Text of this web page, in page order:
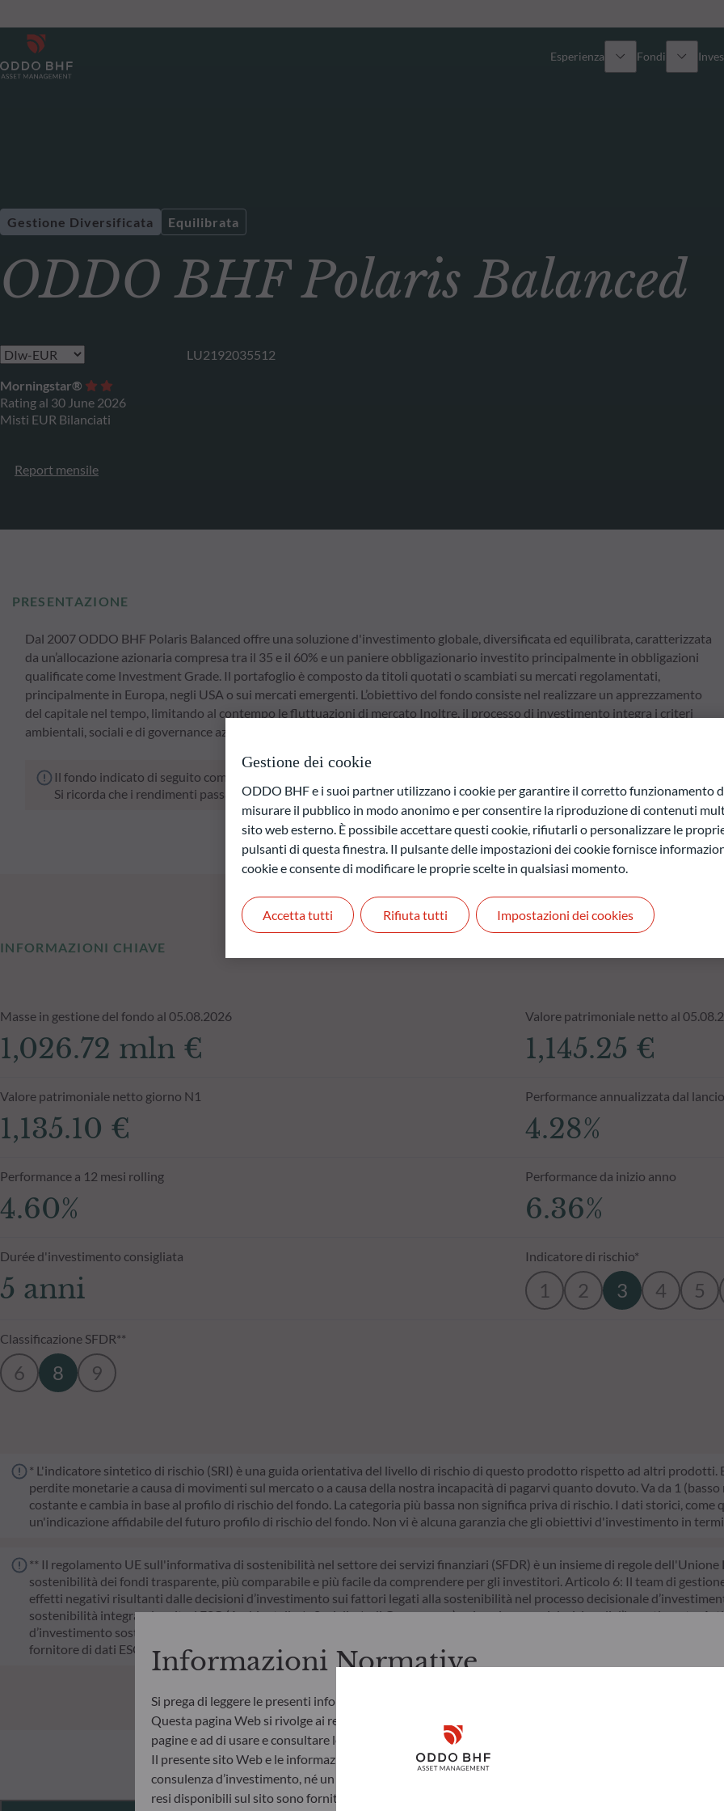
Disclaimer
Esperienza
Multi-Asset
Fondi
ODDO BHF Polaris Balanced
Gestione Diversificata Equilibrata
LU2192035512
Morningstar®
Rating al 30 June 2026
Misti EUR Bilanciati
Report mensile
PRESENTAZIONE
Dal 2007 ODDO BHF Polaris Balanced offre una soluzione d'investimento globale, diversificata ed equilibrata, caratterizzata
da un’allocazione azionaria compresa tra il 35 e il 60% e un paniere obbligazionario investito principalmente in obbligazioni
qualificate come Investment Grade. Il portafoglio è composto da titoli quotati o scambiati su mercati regolamentati,
principalmente in Europa, negli USA o sui mercati emergenti. L’obiettivo del fondo consiste nel realizzare un apprezzamento
del capitale nel tempo, limitando al contempo le fluttuazioni di mercato Inoltre, il processo di investimento integra i criteri
ambientali, sociali e di governance aziendale (ESG).
Il fondo indicato di seguito comporta un rischio di perdita di capitale.
Si ricorda che i rendimenti passati non sono indicativi di quelli futuri e possono variare nel tempo.
INFORMAZIONI CHIAVE
Masse in gestione del fondo al 05.08.2026
1,026.72 mln €
Valore patrimoniale netto al
1,145.25 €
Valore patrimoniale netto giorno N1
1,135.10 €
Performance annualizzata dal lancio
4.28%
Performance a 12 mesi rolling
4.60%
Performance da inizio anno
6.36%
Durée d'investimento consigliata
5 anni
Indicatore di rischio*
1 2 3 4 5
Classificazione SFDR**
6 8 9
* L'indicatore sintetico di rischio (SRI) è una guida orientativa del livello di rischio di questo prodotto rispetto ad altri prodotti.
perdite monetarie a causa di movimenti sul mercato o a causa della nostra incapacità di pagarvi quanto dovuto. Va da 1
costante e cambia in base al profilo di rischio del fondo. La categoria più bassa non significa priva di rischio. I dati storici,
un'indicazione affidabile del futuro profilo di rischio del fondo. Non vi è alcuna garanzia che gli obiettivi d'investimento in
** Il regolamento UE sull'informativa di sostenibilità nel settore dei servizi finanziari (SFDR) è un insieme di regole
sostenibilità dei fondi trasparente, più comparabile e più facile da comprendere per gli investitori. Articolo 6: Il team di
effetti negativi risultanti dalle decisioni d’investimento sui fattori legati alla sostenibilità nel processo decisionale
sostenibilità integrando criteri ESG (Ambientali e/o Sociali e/o di Governance) nei suoi processi decisionali d’investimento.
d’investimento sostenibile che apporti un contributo significativo nel superare le sfide della transizione ecologica e affronta i
fornitore di dati ESG esterno della Società di gestione.
Informazioni Normative
Si prega di leggere le presenti informazioni prima di accedere alle pagine successive.
Questa pagina Web si rivolge ai residenti italiani. L'investitore è tenuto ad accertarsi di essere
pagine e ad di usare e consultare le informazioni e i servizi ivi presentati, ai sensi delle leggi in vigore nel
Il presente sito Web e le informazioni ivi contenute sono creati unicamente a scopo informativo e non
consulenza d’investimento, né un invito a sottoscrivere i prodotti e i servizi presentati. Le informazioni
resi disponibili sul sito sono fornite esclusivamente a scopi indicativi, non hanno valore contrattuale e
Gestione dei cookie
ODDO BHF e i suoi partner utilizzano i cookie per garantire il corretto funzionamento
misurare il pubblico in modo anonimo e per consentire la riproduzione di contenuti
sito web esterno. È possibile accettare questi cookie, rifiutarli o personalizzare le
pulsanti di questa finestra. Il pulsante delle impostazioni dei cookie fornisce
cookie e consente di modificare le proprie scelte in qualsiasi momento.
Rifiuta tutti
Accetta tutti Impostazioni dei cookies